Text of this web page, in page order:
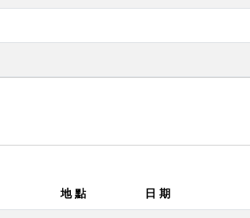
地 點 日 期